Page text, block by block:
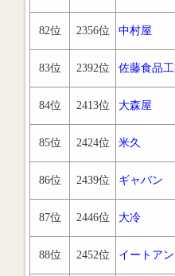
82位 2356位 中村屋
83位 2392位 佐藤食品
84位 2413位 大森屋
85位 2424位 米久
86位 2439位 ギャバン
87位 2446位 大冷
88位 2452位 イートアン